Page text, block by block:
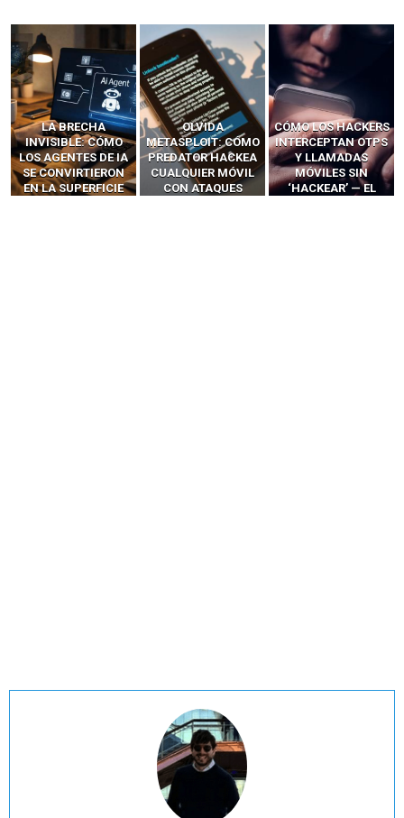
OLVIDA
METASPLOIT: CÓMO
PREDATOR HACKEA
CUALQUIER MÓVIL
CON ATAQUES
CÓMO LOS HACKERS
INTERCEPTAN OTPS
Y LLAMADAS
MÓVILES SIN
‘HACKEAR’ — EL
13 TÉCNICAS
RIDÍCULAMENTE
FÁCILES PARA
HACKEAR Y
EXPLOTAR